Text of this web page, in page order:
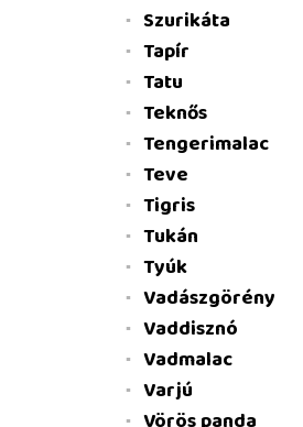
Szurikáta
Tapír
Tatu
Teknős
Tengerimalac
Teve
Tigris
Tukán
Tyúk
Vadászgörény
Vaddisznó
Vadmalac
Varjú